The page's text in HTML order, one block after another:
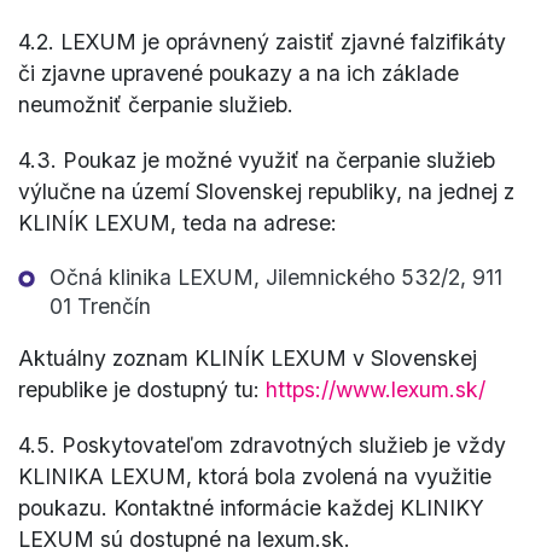
4.2. LEXUM je oprávnený zaistiť zjavné falzifikáty
či zjavne upravené poukazy a na ich základe
neumožniť čerpanie služieb.
4.3. Poukaz je možné využiť na čerpanie služieb
výlučne na území Slovenskej republiky, na jednej z
KLINÍK LEXUM, teda na adrese:
Očná klinika LEXUM, Jilemnického 532/2, 911
01 Trenčín
Aktuálny zoznam KLINÍK LEXUM v Slovenskej
republike je dostupný tu: https://www.lexum.sk/
4.5. Poskytovateľom zdravotných služieb je vždy
KLINIKA LEXUM, ktorá bola zvolená na využitie
poukazu. Kontaktné informácie každej KLINIKY
LEXUM sú dostupné na lexum.sk.